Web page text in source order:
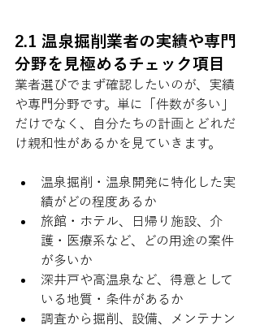
2.1 温泉掘削業者の実績や専門
分野を見極めるチェック項目
業者選びでまず確認したいのが、実績
や専門分野です。単に「件数が多い」
だけでなく、自分たちの計画とどれだ
け親和性があるかを見ていきます。
温泉掘削・温泉開発に特化した実
績がどの程度あるか
旅館・ホテル、日帰り施設、介
護・医療系など、どの用途の案件
が多いか
深井戸や高温泉など、得意として
いる地質・条件があるか
調査から掘削、設備、メンテナン